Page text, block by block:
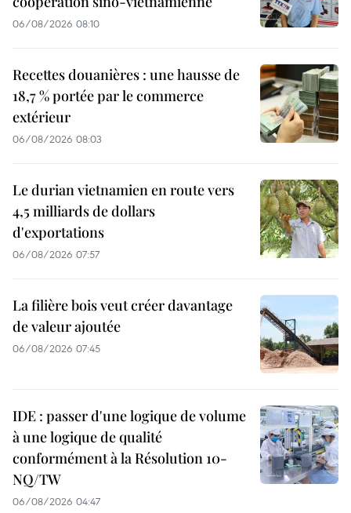
06/08/2026 08:10
Recettes douanières : une hausse de
18,7 % portée par le commerce
extérieur
06/08/2026 08:03
Le durian vietnamien en route vers
4,5 milliards de dollars
d'exportations
06/08/2026 07:57
La filière bois veut créer davantage
de valeur ajoutée
06/08/2026 07:45
IDE : passer d'une logique de volume
à une logique de qualité
conformément à la Résolution 10-
NQ/TW
06/08/2026 04:47